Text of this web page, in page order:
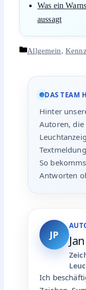
Was ein
aussagt
Kategorien
Allgemein,
DAS TEAM
Hinter
Autoren, die
So
Antworten
JP
Ich